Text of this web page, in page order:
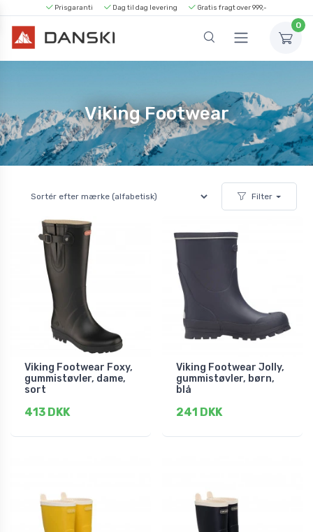
Prisgaranti Dag til dag levering Gratis fragt over 999,-
0
Viking Footwear
Filter
Viking Footwear Foxy,
gummistøvler, dame,
sort
413 DKK
Viking Footwear Jolly,
gummistøvler, børn,
blå
241 DKK